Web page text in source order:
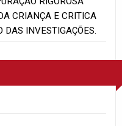
CRIANÇA E CRITICA
INVESTIGAÇÕES.